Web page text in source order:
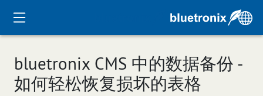
bluetronix CMS 中的数据备份 -
如何轻松恢复损坏的表格